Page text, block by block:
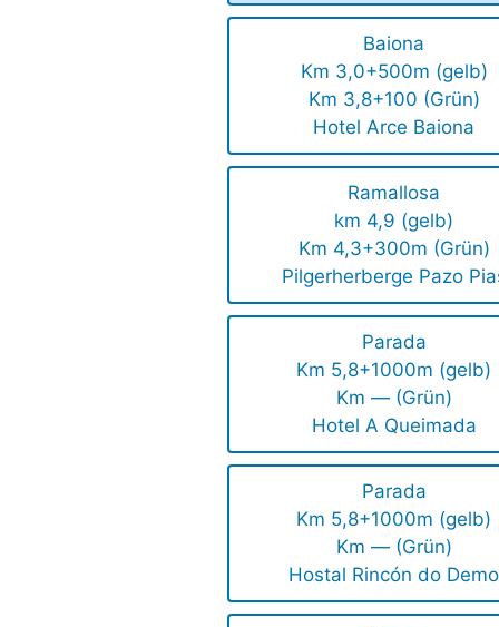
Baiona
Km 3,0+500m (gelb)
Km 3,8+100 (Grün)
Hotel Arce Baiona
Ramallosa
km 4,9 (gelb)
Km 4,3+300m (Grün)
Pilgerherberge Pazo
Parada
Km 5,8+1000m (gelb)
Km — (Grün)
Hotel A Queimada
Parada
Km 5,8+1000m (gelb)
Km — (Grün)
Hostal Rincón do Demo